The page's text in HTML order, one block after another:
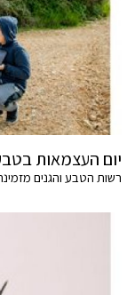
יום העצמאות
רשות הטבע והגנים